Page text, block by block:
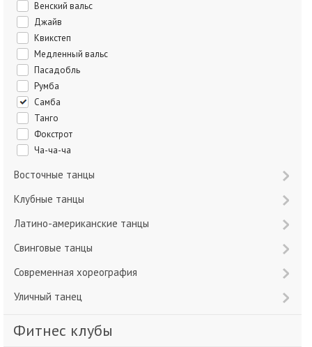
Венский вальс
Джайв
Квикстеп
Медленный вальс
Пасадобль
Румба
Самба
Танго
Фокстрот
Ча-ча-ча
Восточные танцы
Клубные танцы
Латино-американские танцы
Свинговые танцы
Современная хореография
Уличный танец
Фитнес клубы